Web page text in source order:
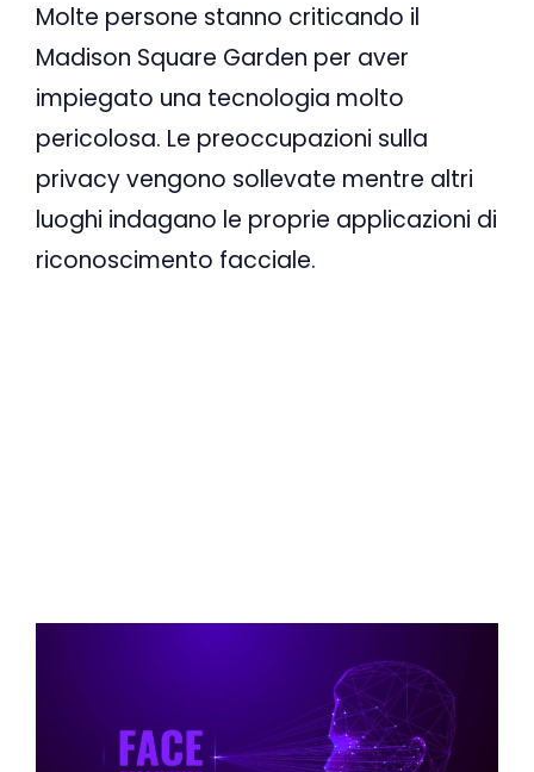
Molte persone stanno criticando il
Madison Square Garden per aver
impiegato una tecnologia molto
pericolosa. Le preoccupazioni sulla
privacy vengono sollevate mentre altri
luoghi indagano le proprie applicazioni di
riconoscimento facciale.